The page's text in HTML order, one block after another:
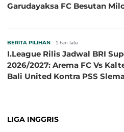
Garudayaksa FC Besutan
BERITA PILIHAN 1 hari lalu
I.League Rilis Jadwal BRI
2026/2027: Arema FC Vs
Bali United Kontra PSS
LIGA INGGRIS